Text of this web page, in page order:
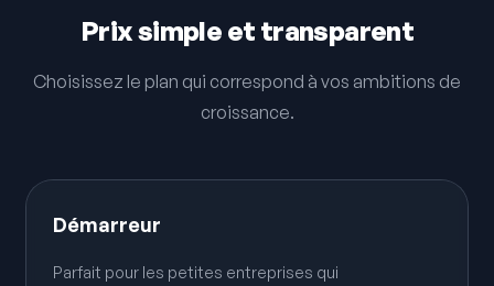
Prix ​​simple et transparent
Choisissez le plan qui correspond à vos ambitions de
croissance.
Démarreur
Parfait pour les petites entreprises qui